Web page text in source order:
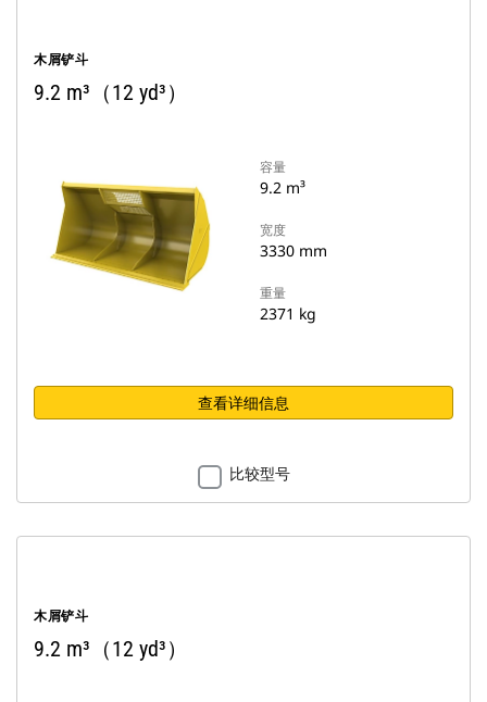
木屑铲斗
9.2 m³（12 yd³）
容量
9.2 m³
宽度
3330 mm
重量
2371 kg
查看详细信息
比较型号
木屑铲斗
9.2 m³（12 yd³）